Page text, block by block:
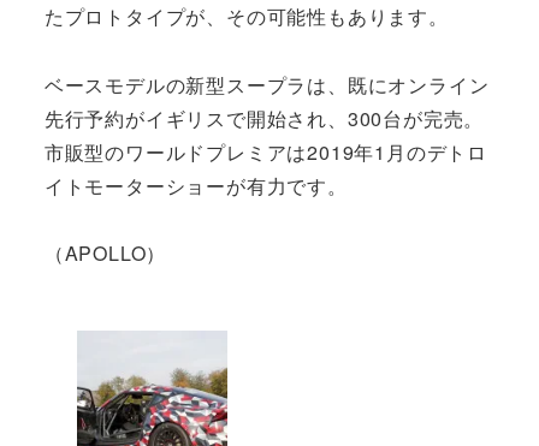
たプロトタイプが、その可能性もあります。
ベースモデルの新型スープラは、既にオンライン
先行予約がイギリスで開始され、300台が完売。
市販型のワールドプレミアは2019年1月のデトロ
イトモーターショーが有力です。
（APOLLO）